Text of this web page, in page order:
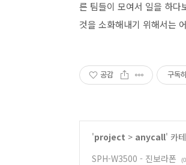
른 팀들이 모여서 일을 하다
것을 소화해내기 위해서는
공감 구독
'project > anycall' 카
SPH-W3500 - 진보라폰